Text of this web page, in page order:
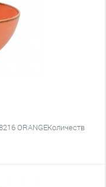
ORANGEКоличеств